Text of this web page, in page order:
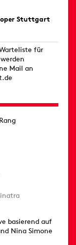
Stuttgart
für
Mail an
basierend auf
Nina Simone